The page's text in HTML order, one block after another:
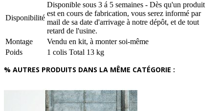
Disponibilité
Disponible sous 3 á 5 semaines - Dès qu'un produit
est en cours de fabrication, vous serez informé par
mail de sa date d'arrivage à notre dépôt, et de tout
retard de l'usine.
Montage
Vendu en kit, à monter soi-même
Poids
1 colis Total 13 kg
% AUTRES PRODUITS DANS LA MÊME CATÉGORIE :